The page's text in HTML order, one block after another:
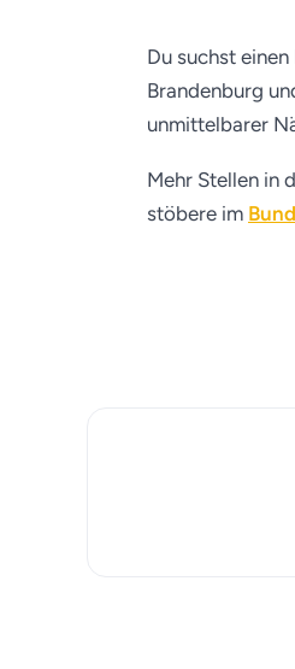
Du suchst
Brandenburg
unmittelbarer
Mehr Stellen in
stöbere im